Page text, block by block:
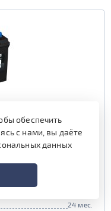
(105D26R)
24 мес.
обеспечить
с нами, вы даёте
данных